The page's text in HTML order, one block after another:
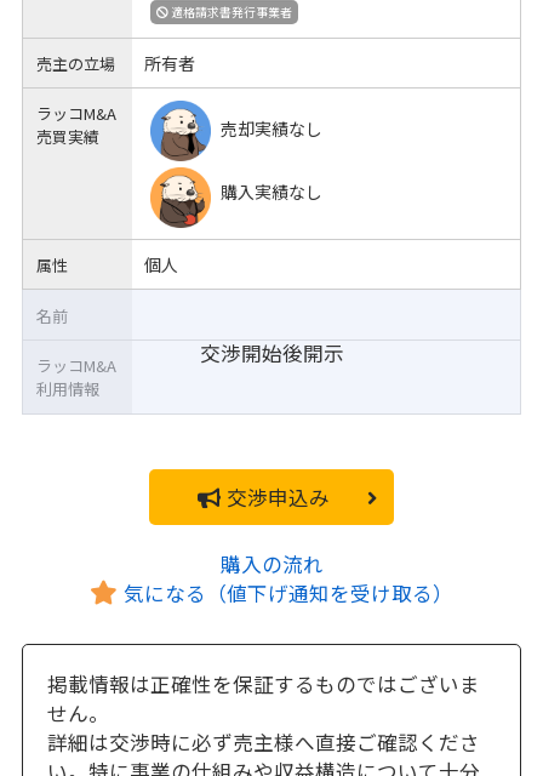
適格請求書発行事業者
売主の立場 所有者
ラッコM&A
売買実績
売却実績なし
購入実績なし
属性 個人
交渉開始後開示
名前
ラッコM&A
利用情報
交渉申込み
購入の流れ
気になる（値下げ通知を受け取る）
掲載情報は正確性を保証するものではございま
せん。
詳細は交渉時に必ず売主様へ直接ご確認くださ